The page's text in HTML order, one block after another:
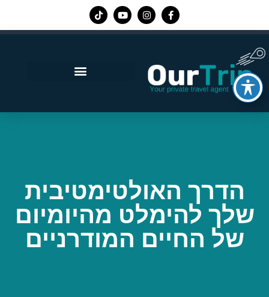
הדרך האולטימטיבית
שלך להימלט מהיומיום
של החיים המודרניים